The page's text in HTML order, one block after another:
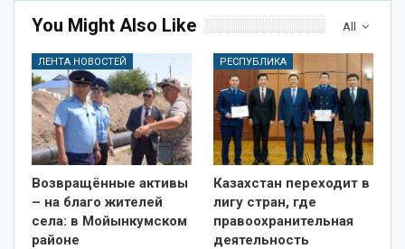
All
You Might Also Like
ЛЕНТА НОВОСТЕЙ
Возвращённые активы
– на благо жителей
села: в Мойынкумском
районе
РЕСПУБЛИКА
Казахстан переходит в
лигу стран, где
правоохранительная
деятельность